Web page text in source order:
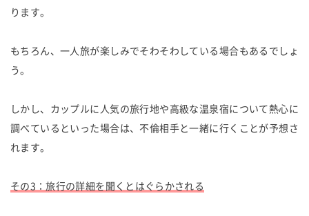
ります。
もちろん、一人旅が楽しみでそわそわしている場合もあるでしょ
う。
しかし、カップルに人気の旅行地や高級な温泉宿について熱心に
調べているといった場合は、不倫相手と一緒に行くことが予想さ
れます。
その3：旅行の詳細を聞くとはぐらかされる